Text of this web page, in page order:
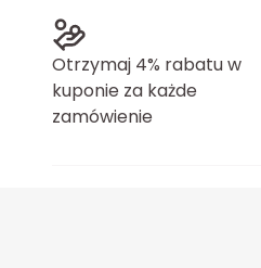
Otrzymaj 4% rabatu w
kuponie za każde
zamówienie